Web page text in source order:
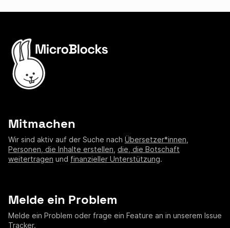
Mitmachen
Wir sind aktiv auf der Suche nach Übersetzer*innen
Personen, die Inhalte erstellen die, die Botschaft
weitertragen und finanzieller Unterstützung.
Melde ein Problem
Melde ein Problem oder frage ein Feature an in unserem Issue
Tracker.